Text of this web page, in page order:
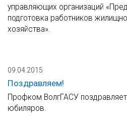
управляющих организаций
подготовка работников
хозяйства».
09.04.2015
Поздравляем!
Профком ВолгГАСУ
юбиляров.